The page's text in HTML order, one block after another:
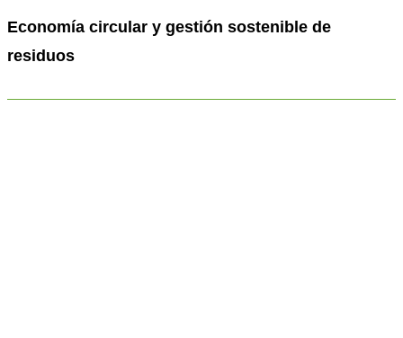
Economía circular y gestión sostenible de
residuos